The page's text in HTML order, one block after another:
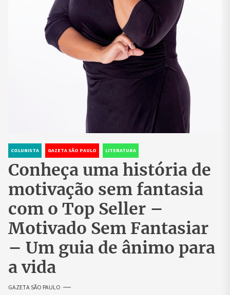
COLUNISTA GAZETA SÃO PAULO LITERATURA
Conheça uma história de
motivação sem fantasia
com o Top Seller –
Motivado Sem Fantasiar
– Um guia de ânimo para
a vida
GAZETA SÃO PAULO